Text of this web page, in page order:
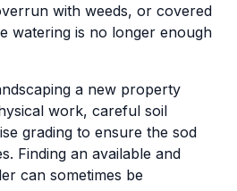
with weeds, or covered
watering is no longer enough
a new property
work, careful soil
grading to ensure the sod
Finding an available and
can sometimes be